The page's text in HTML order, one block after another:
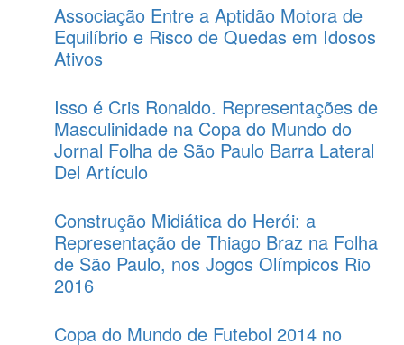
Associação Entre a Aptidão Motora de
Equilíbrio e Risco de Quedas em Idosos
Ativos
Isso é Cris Ronaldo. Representações de
Masculinidade na Copa do Mundo do
Jornal Folha de São Paulo Barra Lateral
Del Artículo
Construção Midiática do Herói: a
Representação de Thiago Braz na Folha
de São Paulo, nos Jogos Olímpicos Rio
2016
Copa do Mundo de Futebol 2014 no